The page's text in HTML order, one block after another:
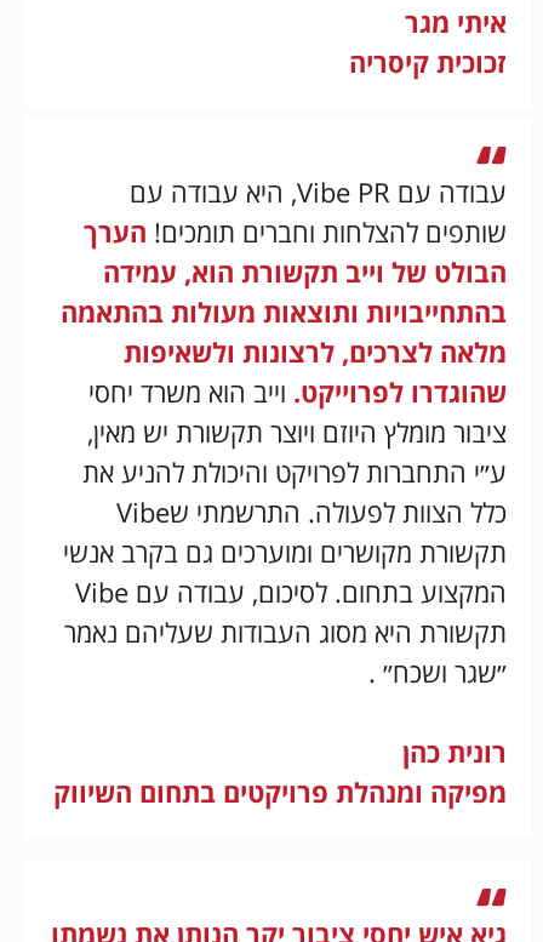
איתי מגר
זכוכית קיסריה
עבודה עם Vibe PR, היא עבודה עם
שותפים להצלחות וחברים תומכים! הערך
הבולט של וייב תקשורת הוא, עמידה
בהתחייבויות ותוצאות מעולות בהתאמה
מלאה לצרכים, לרצונות ולשאיפות
שהוגדרו לפרוייקט. וייב הוא משרד יחסי
ציבור מומלץ היוזם ויוצר תקשורת יש מאין,
ע״י התחברות לפרויקט והיכולת להניע את
כלל הצוות לפעולה. התרשמתי שVibe
תקשורת מקושרים ומוערכים גם בקרב אנשי
המקצוע בתחום. לסיכום, עבודה עם Vibe
תקשורת היא מסוג העבודות שעליהם נאמר
״שגר ושכח״ .
רונית כהן
מפיקה ומנהלת פרויקטים בתחום השיווק
גיא איש יחסי ציבור יקר הנותן את נשמתו